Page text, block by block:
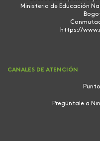
Ministerio de Educación
https://
CANALES DE ATENCIÓN
Pregúntale a